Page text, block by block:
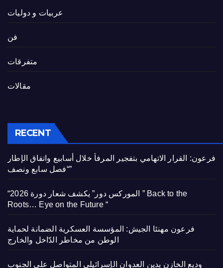
عربيات و دوليات
فن
متفرقات
مقالات
RECENT
فرعون: القرار الاتهامي بتفجير المرفأ خلال أسابيع واتفاق الإطار
“فصل سابع ونصف”
“الموركس دور” يكشف شعار دورة 2026 ” Back to the
Roots… Eye on the Future “
فرعون مهنئا الجيش: المؤسسة العسكرية الضمانة لحماية
الوطن من مخاطر الدّاخل والخارج
وديع الخازن يدين العدوان الإسرائيلي المتواصل على الجنوب